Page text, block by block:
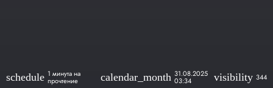
schedule 1 минута на
прочтение calendar_month 31.08.2025
03:34 visibility 344